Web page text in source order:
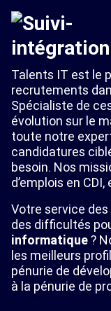
Talents IT est le
recrutements
Spécialiste de
évolution sur le
toute notre
candidatures
besoin. Nos
d’emplois en
Votre service
des difficultés
informatique?
les meilleurs
pénurie de
à la pénurie de